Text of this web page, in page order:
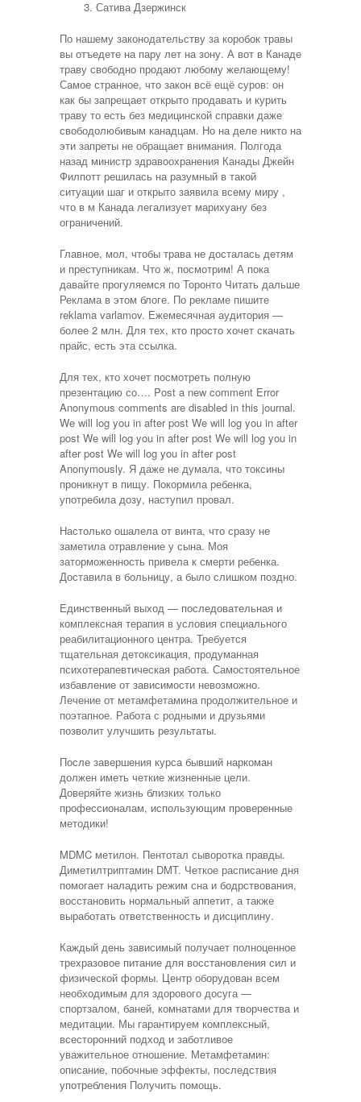
Сатива Дзержинск
По нашему законодательству за коробок травы
вы отъедете на пару лет на зону. А вот в Канаде
траву свободно продают любому желающему!
Самое странное, что закон всё ещё суров: он
как бы запрещает открыто продавать и курить
траву то есть без медицинской справки даже
свободолюбивым канадцам. Но на деле никто на
эти запреты не обращает внимания. Полгода
назад министр здравоохранения Канады Джейн
Филпотт решилась на разумный в такой
ситуации шаг и открыто заявила всему миру ,
что в м Канада легализует марихуану без
ограничений.
Главное, мол, чтобы трава не досталась детям
и преступникам. Что ж, посмотрим! А пока
давайте прогуляемся по Торонто Читать дальше
Реклама в этом блоге. По рекламе пишите
reklama varlamov. Ежемесячная аудитория —
более 2 млн. Для тех, кто просто хочет скачать
прайс, есть эта ссылка.
Для тех, кто хочет посмотреть полную
презентацию со…. Post a new comment Error
Anonymous comments are disabled in this journal.
We will log you in after post We will log you in after
post We will log you in after post We will log you in
after post We will log you in after post
Anonymously. Я даже не думала, что токсины
проникнут в пищу. Покормила ребенка,
употребила дозу, наступил провал.
Настолько ошалела от винта, что сразу не
заметила отравление у сына. Моя
заторможенность привела к смерти ребенка.
Доставила в больницу, а было слишком поздно.
Единственный выход — последовательная и
комплексная терапия в условия специального
реабилитационного центра. Требуется
тщательная детоксикация, продуманная
психотерапевтическая работа. Самостоятельное
избавление от зависимости невозможно.
Лечение от метамфетамина продолжительное и
поэтапное. Работа с родными и друзьями
позволит улучшить результаты.
После завершения курса бывший наркоман
должен иметь четкие жизненные цели.
Доверяйте жизнь близких только
профессионалам, использующим проверенные
методики!
MDMC метилон. Пентотал сыворотка правды.
Диметилтриптамин DMT. Четкое расписание дня
помогает наладить режим сна и бодрствования,
восстановить нормальный аппетит, а также
выработать ответственность и дисциплину.
Каждый день зависимый получает полноценное
трехразовое питание для восстановления сил и
физической формы. Центр оборудован всем
необходимым для здорового досуга —
спортзалом, баней, комнатами для творчества и
медитации. Мы гарантируем комплексный,
всесторонний подход и заботливое
уважительное отношение. Метамфетамин:
описание, побочные эффекты, последствия
употребления Получить помощь.